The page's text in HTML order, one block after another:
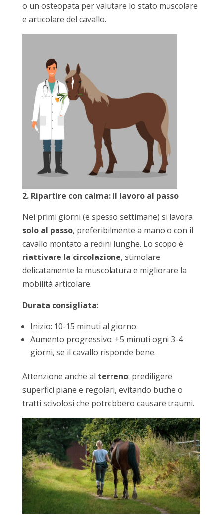
o un osteopata per valutare lo stato muscolare
e articolare del cavallo.
2. Ripartire con calma: il lavoro al passo
Nei primi giorni (e spesso settimane) si lavora
solo al passo, preferibilmente a mano o con il
cavallo montato a redini lunghe. Lo scopo è
riattivare la circolazione, stimolare
delicatamente la muscolatura e migliorare la
mobilità articolare.
Durata consigliata:
Inizio: 10-15 minuti al giorno.
Aumento progressivo: +5 minuti ogni 3-4
giorni, se il cavallo risponde bene.
Attenzione anche al terreno: prediligere
superfici piane e regolari, evitando buche o
tratti scivolosi che potrebbero causare traumi.